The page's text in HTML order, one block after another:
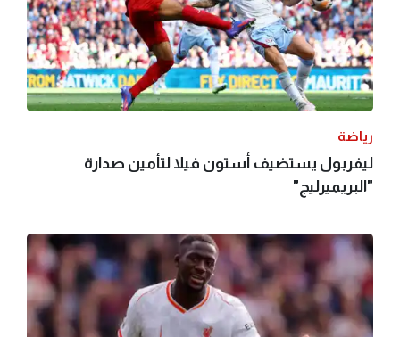
رياضة
ليفربول يستضيف أستون فيلا لتأمين صدارة
"البريميرليج"